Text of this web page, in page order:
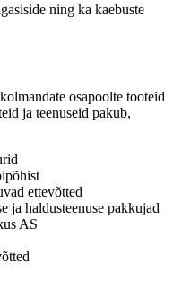
ning ka kaebuste
osapoolte tooteid
ja teenuseid pakub,
ettevõtted
ja haldusteenuse pakkujad
AS